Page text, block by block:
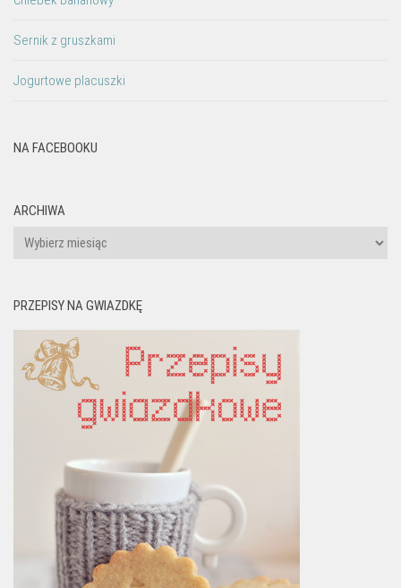
Sernik z gruszkami
Jogurtowe placuszki
NA FACEBOOKU
ARCHIWA
Archiwa
PRZEPISY NA GWIAZDKĘ